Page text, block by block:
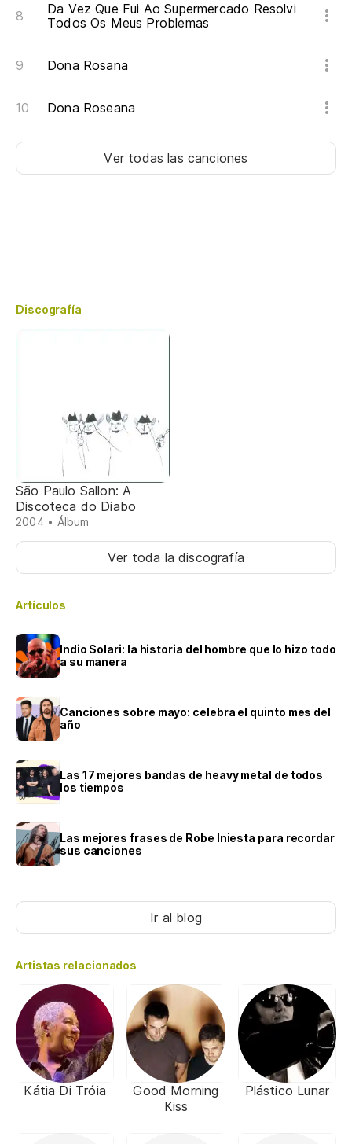
Da Vez Que Fui Ao Supermercado Resolvi
Todos Os Meus Problemas
Dona Rosana
Dona Roseana
Ver todas las canciones
Discografía
São Paulo Sallon: A
Discoteca do Diabo
2004 • Álbum
Ver toda la discografía
Artículos
Indio Solari: la historia del hombre que lo hizo todo
a su manera
Canciones sobre mayo: celebra el quinto mes del
año
Las 17 mejores bandas de heavy metal de todos
los tiempos
Las mejores frases de Robe Iniesta para recordar
sus canciones
Ir al blog
Artistas relacionados
Kátia Di Tróia
Good Morning
Kiss
Plástico Lunar